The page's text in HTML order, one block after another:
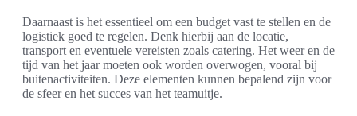
Daarnaast is het essentieel om een budget vast te stellen en de
logistiek goed te regelen. Denk hierbij aan de locatie,
transport en eventuele vereisten zoals catering. Het weer en de
tijd van het jaar moeten ook worden overwogen, vooral bij
buitenactiviteiten. Deze elementen kunnen bepalend zijn voor
de sfeer en het succes van het teamuitje.